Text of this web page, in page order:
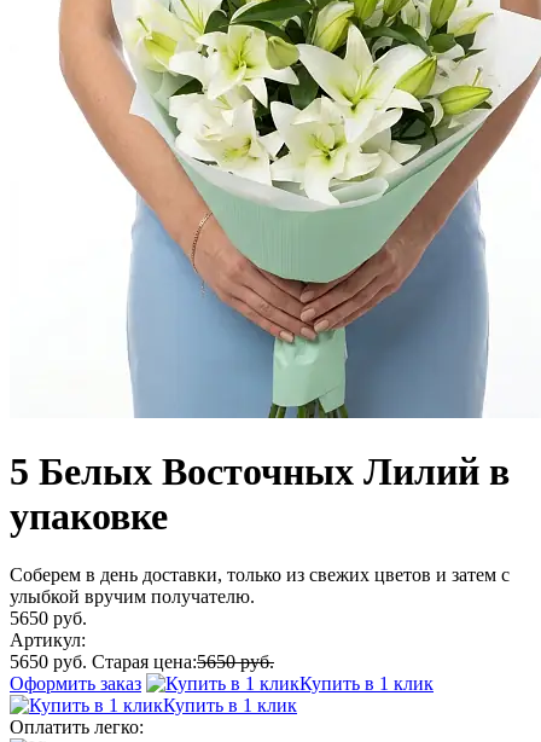
5 Белых Восточных Лилий в
упаковке
Соберем в день доставки, только из свежих цветов и затем с
улыбкой вручим получателю.
5650 руб.
Артикул:
5650 руб. Старая цена:5650 руб.
Оформить заказ
Купить в 1 клик
Купить в 1 клик
Оплатить легко: